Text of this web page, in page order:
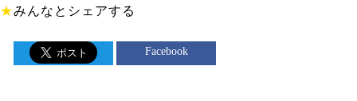
★みんなとシェアする
Facebook